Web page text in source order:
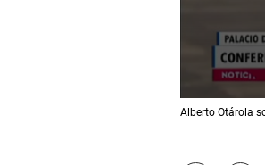
s
Alberto Otárola